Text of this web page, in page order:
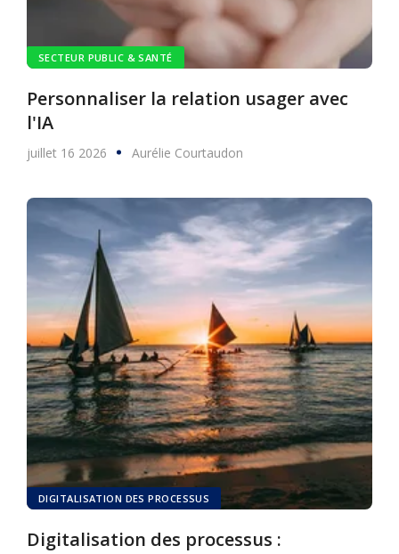
SECTEUR PUBLIC & SANTÉ
Personnaliser la relation usager avec
l'IA
juillet 16 2026 Aurélie Courtaudon
DIGITALISATION DES PROCESSUS
Digitalisation des processus :